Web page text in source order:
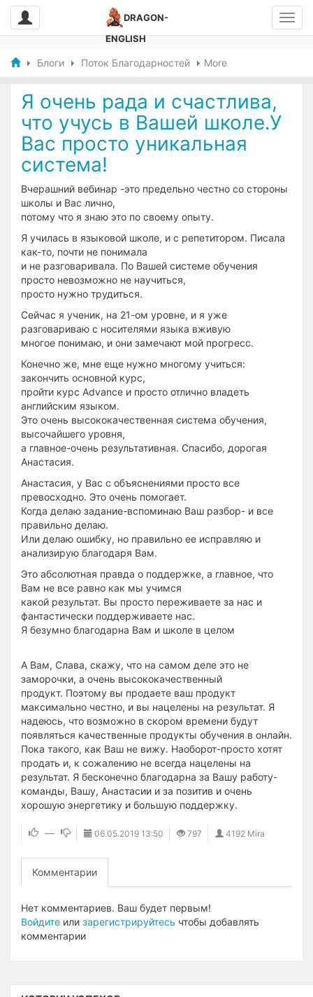
DRAGON-
ENGLISH
Блоги Поток Благодарностей More
Я очень рада и счастлива,
что учусь в Вашей школе.У
Вас просто уникальная
система!
Вчерашний вебинар -это предельно честно со стороны
школы и Вас лично,
потому что я знаю это по своему опыту.
Я училась в языковой школе, и с репетитором. Писала
как-то, почти не понимала
и не разговаривала. По Вашей системе обучения
просто невозможно не научиться,
просто нужно трудиться.
Сейчас я ученик, на 21-ом уровне, и я уже
разговариваю с носителями языка вживую
многое понимаю, и они замечают мой прогресс.
Конечно же, мне еще нужно многому учиться:
закончить основной курс,
пройти курс Advance и просто отлично владеть
английским языком.
Это очень высококачественная система обучения,
высочайшего уровня,
а главное-очень результативная. Спасибо, дорогая
Анастасия.
Анастасия, у Вас с объяснениями просто все
превосходно. Это очень помогает.
Когда делаю задание-вспоминаю Ваш разбор- и все
правильно делаю.
Или делаю ошибку, но правильно ее исправляю и
анализирую благодаря Вам.
Это абсолютная правда о поддержке, а главное, что
Вам не все равно как мы учимся
какой результат. Вы просто переживаете за нас и
фантастически поддерживаете нас.
Я безумно благодарна Вам и школе в целом
А Вам, Слава, скажу, что на самом деле это не
заморочки, а очень высококачественный
продукт. Поэтому вы продаете ваш продукт
максимально честно, и вы нацелены на результат. Я
надеюсь, что возможно в скором времени будут
появляться качественные продукты обучения в онлайн.
Пока такого, как Ваш не вижу. Наоборот-просто хотят
продать и, к сожалению не всегда нацелены на
результат. Я бесконечно благодарна за Вашу работу-
команды, Вашу, Анастасии и за позитив и очень
хорошую энергетику и большую поддержку.
— 06.05.2019 13:50 797 4192 Mira
Комментарии
Нет комментариев. Ваш будет первым!
Войдите или зарегистрируйтесь чтобы добавлять
комментарии